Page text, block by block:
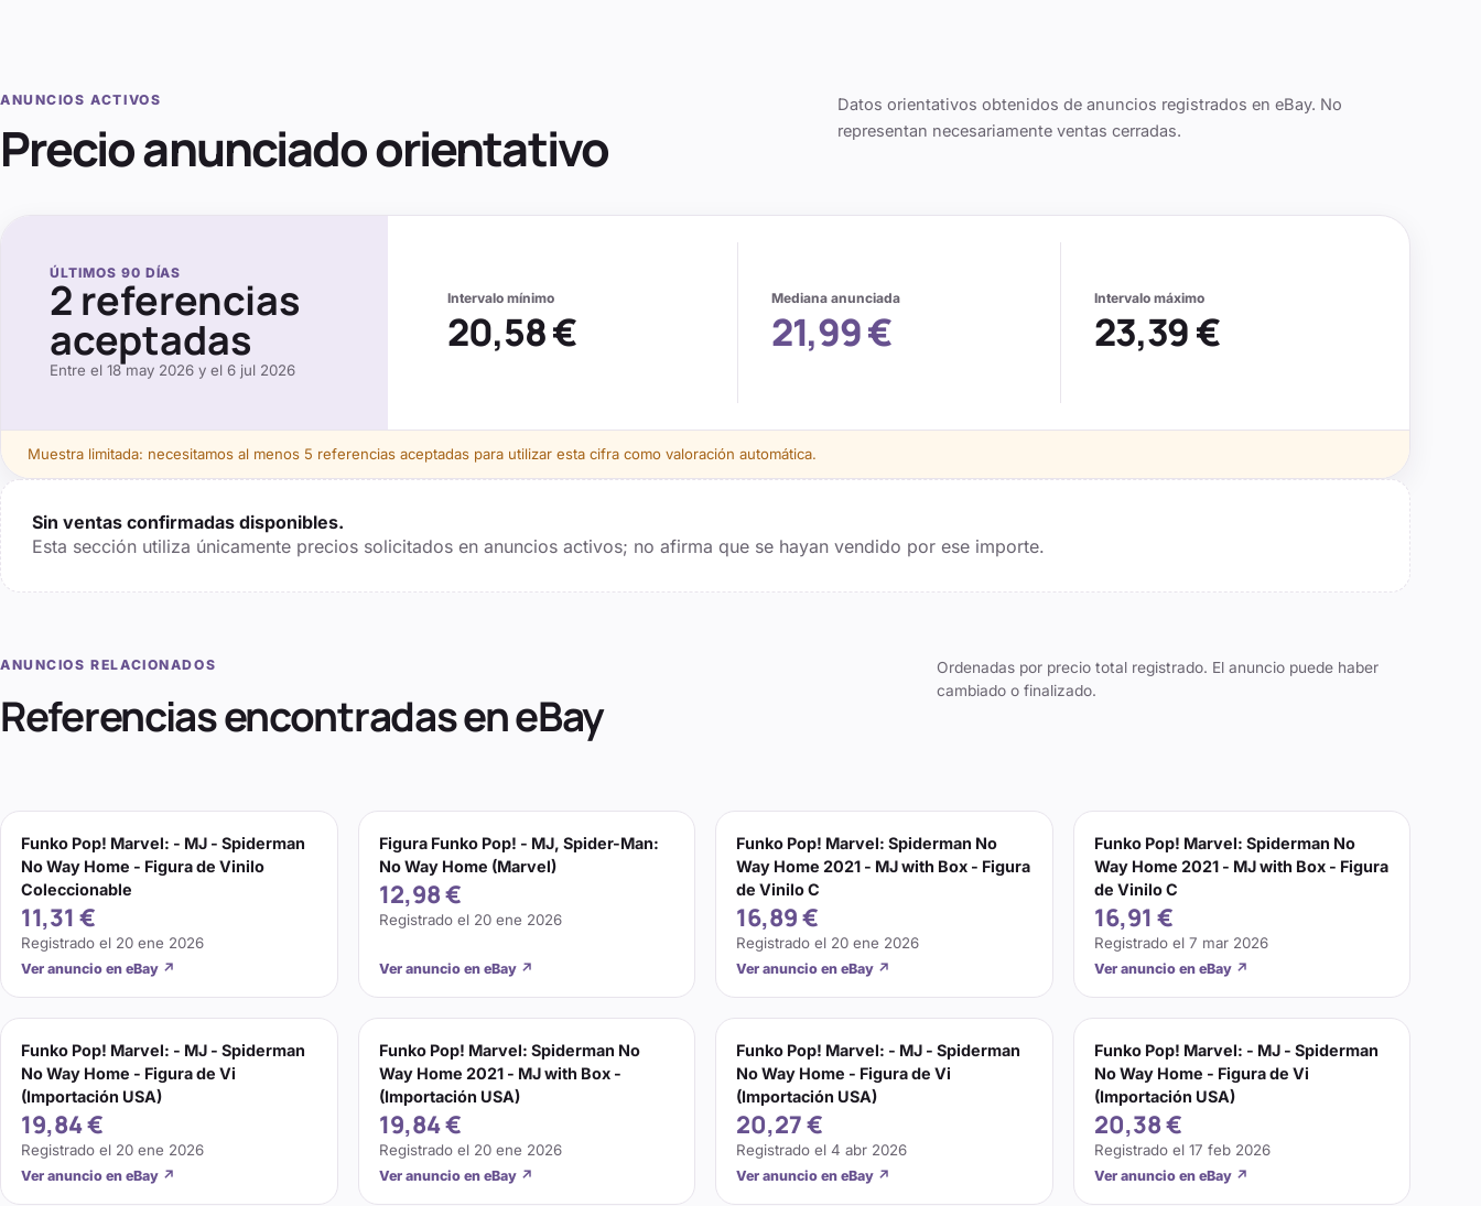
ANUNCIOS ACTIVOS
Precio anunciado orientativo
Datos orientativos obtenidos de anuncios registrados en eBay. No
representan necesariamente ventas cerradas.
ÚLTIMOS 90 DÍAS
2 referencias
aceptadas
Entre el 18 may 2026 y el 6 jul 2026
Intervalo mínimo
20,58 €
Mediana anunciada
21,99 €
Intervalo máximo
23,39 €
Muestra limitada: necesitamos al menos 5 referencias aceptadas para utilizar esta cifra como valoración automática.
Sin ventas confirmadas disponibles.
Esta sección utiliza únicamente precios solicitados en anuncios activos; no afirma que se hayan vendido por ese importe.
ANUNCIOS RELACIONADOS
Referencias encontradas en eBay
Ordenadas por precio total registrado. El anuncio puede haber
cambiado o finalizado.
Funko Pop! Marvel: - MJ - Spiderman
No Way Home - Figura de Vinilo
Coleccionable
11,31 €
Registrado el 20 ene 2026
Ver anuncio en eBay ↗
Figura Funko Pop! - MJ, Spider-Man:
No Way Home (Marvel)
12,98 €
Registrado el 20 ene 2026
Ver anuncio en eBay ↗
Funko Pop! Marvel: Spiderman No
Way Home 2021 - MJ with Box - Figura
de Vinilo C
16,89 €
Registrado el 20 ene 2026
Ver anuncio en eBay ↗
Funko Pop! Marvel: Spiderman No
Way Home 2021 - MJ with Box - Figura
de Vinilo C
16,91 €
Registrado el 7 mar 2026
Ver anuncio en eBay ↗
Funko Pop! Marvel: - MJ - Spiderman
No Way Home - Figura de Vi
(Importación USA)
19,84 €
Registrado el 20 ene 2026
Ver anuncio en eBay ↗
Funko Pop! Marvel: Spiderman No
Way Home 2021 - MJ with Box -
(Importación USA)
19,84 €
Registrado el 20 ene 2026
Ver anuncio en eBay ↗
Funko Pop! Marvel: - MJ - Spiderman
No Way Home - Figura de Vi
(Importación USA)
20,27 €
Registrado el 4 abr 2026
Ver anuncio en eBay ↗
Funko Pop! Marvel: - MJ - Spiderman
No Way Home - Figura de Vi
(Importación USA)
20,38 €
Registrado el 17 feb 2026
Ver anuncio en eBay ↗